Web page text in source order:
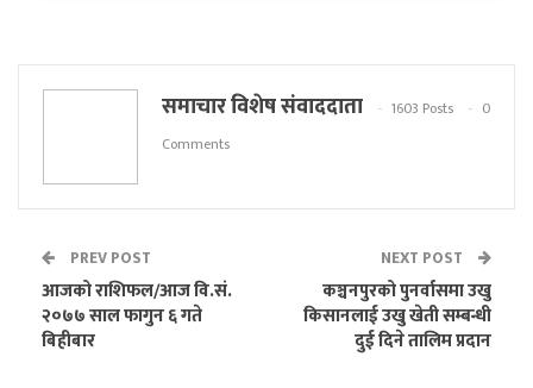
समाचार विशेष संवाददाता 1603 Posts
0
Comments
PREV POST
आजको राशिफल/आज वि.सं.
२०७७ साल फागुन ६ गते
बिहीबार
NEXT POST
कञ्चनपुरको पुनर्वासमा उखु
किसानलाई उखु खेती सम्बन्धी
दुई दिने तालिम प्रदान